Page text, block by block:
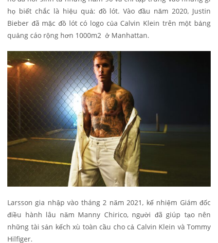
họ biết chắc là hiệu quả: đồ lót. Vào đầu năm 2020, Justin
Bieber đã mặc đồ lót có logo của Calvin Klein trên một bảng
quảng cáo rộng hơn 1000m2 ở Manhattan.
Larsson gia nhập vào tháng 2 năm 2021, kế nhiệm Giám đốc
điều hành lâu năm Manny Chirico, người đã giúp tạo nên
những tài sản kếch xù toàn cầu cho cả Calvin Klein và Tommy
Hilfiger.